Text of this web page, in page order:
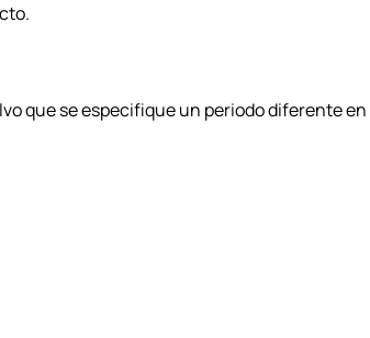
que se especifique un periodo diferente